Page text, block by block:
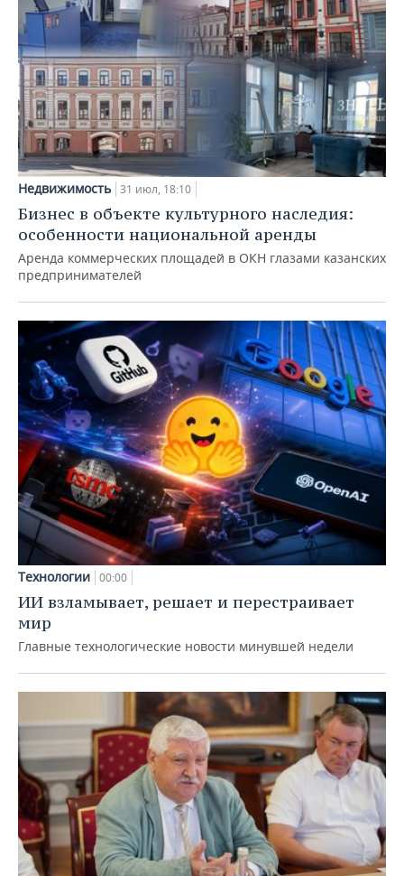
Недвижимость 31 июл, 18:10
Бизнес в объекте культурного наследия:
особенности национальной аренды
Аренда коммерческих площадей в ОКН глазами казанских
предпринимателей
Технологии 00:00
ИИ взламывает, решает и перестраивает
мир
Главные технологические новости минувшей недели